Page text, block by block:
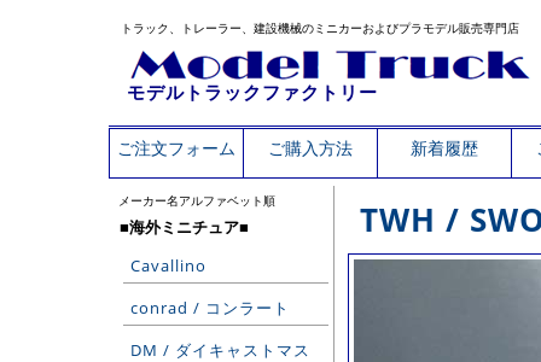
トラック、トレーラー、建設機械のミニカーおよびプラモデル販売専門店
モデルトラックファクトリー
ご注文フォーム ご購入方法 新着履歴
メーカー名アルファベット順
■海外ミニチュア■
Cavallino
conrad / コンラート
DM / ダイキャストマス
TWH /